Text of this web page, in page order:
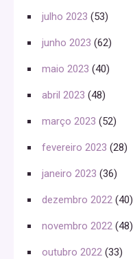
julho 2023 (53)
junho 2023 (62)
maio 2023 (40)
abril 2023 (48)
março 2023 (52)
fevereiro 2023 (28)
janeiro 2023 (36)
dezembro 2022 (40)
novembro 2022 (48)
outubro 2022 (33)